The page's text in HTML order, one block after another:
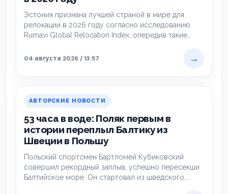
Эстония признана лучшей страной в мире для
релокации в 2026 году согласно исследованию
Rumavi Global Relocation Index, опередив такие
04 августа 2026 / 13:57
→
АВТОРСКИЕ НОВОСТИ
53 часа в воде: Поляк первым в
истории переплыл Балтику из
Швеции в Польшу
Польский спортсмен Бартломей Кубиковский
совершил рекордный заплыв, успешно пересекши
Балтийское море. Он стартовал из шведского